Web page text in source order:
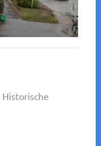
Historische